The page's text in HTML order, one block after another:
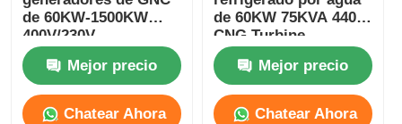
de 60KW-1500KW
400V/230V
Mejor precio
Chatear Ahora
de 60KW 75KVA 440V
CNG Turbine
Mejor precio
Chatear Ahora